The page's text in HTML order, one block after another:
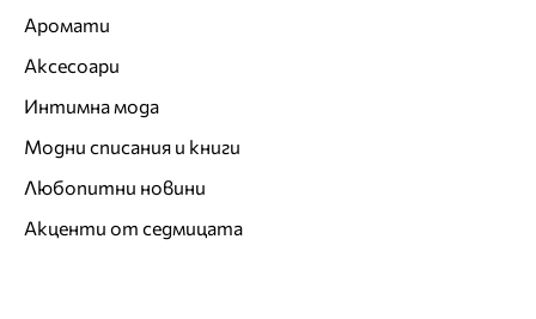
Аромати
Аксесоари
Интимна мода
Модни списания и книги
Любопитни новини
Акценти от седмицата